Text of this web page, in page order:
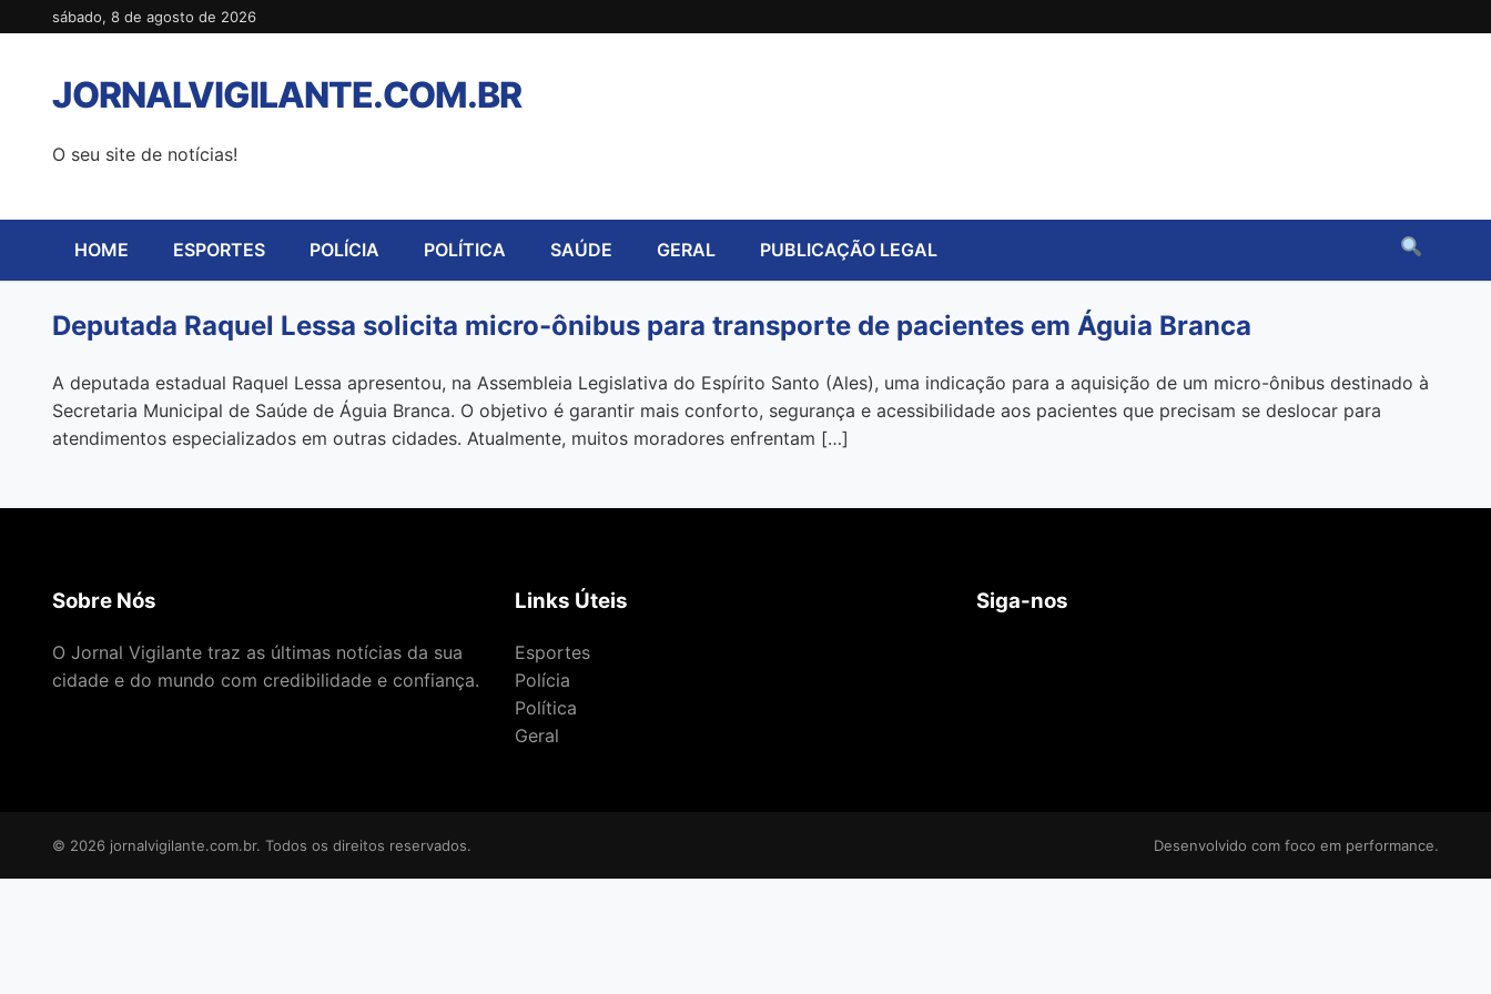
para
conteúdo
sábado, 8 de agosto de 2026
JORNALVIGILANTE.COM.BR
O seu site de notícias!
HOME ESPORTES POLÍCIA POLÍTICA SAÚDE GERAL PUBLICAÇÃO LEGAL
Deputada Raquel Lessa solicita micro-ônibus para transporte de pacientes em Águia Branca
A deputada estadual Raquel Lessa apresentou, na Assembleia Legislativa do Espírito Santo (Ales), uma indicação para a aquisição de um micro-ônibus destinado à
Secretaria Municipal de Saúde de Águia Branca. O objetivo é garantir mais conforto, segurança e acessibilidade aos pacientes que precisam se deslocar para
atendimentos especializados em outras cidades. Atualmente, muitos moradores enfrentam […]
Sobre Nós
O Jornal Vigilante traz as últimas notícias da sua
cidade e do mundo com credibilidade e confiança.
Links Úteis
Esportes
Polícia
Política
Geral
Siga-nos
© 2026 jornalvigilante.com.br. Todos os direitos reservados. Desenvolvido com foco em performance.